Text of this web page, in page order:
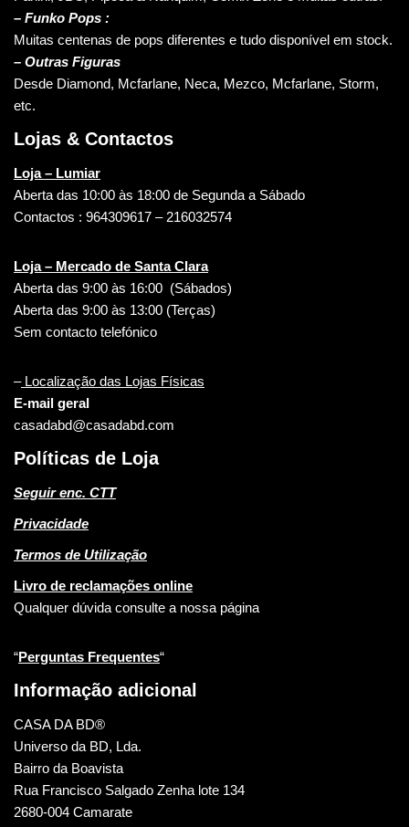
– Funko Pops :
Muitas centenas de pops diferentes e tudo disponível em stock.
– Outras Figuras
Desde Diamond, Mcfarlane, Neca, Mezco, Mcfarlane, Storm,
etc.
Lojas & Contactos
Loja – Lumiar
Aberta das 10:00 às 18:00 de Segunda a Sábado
Contactos : 964309617 – 216032574
Loja – Mercado de Santa Clara
Aberta das 9:00 às 16:00 (Sábados)
Aberta das 9:00 às 13:00 (Terças)
Sem contacto telefónico
–Localização das Lojas Físicas
E-mail geral
casadabd@casadabd.com
Políticas de Loja
Seguir enc. CTT
Privacidade
Termos de Utilização
Livro de reclamações online
Qualquer dúvida consulte a nossa página
“Perguntas Frequentes“
Informação adicional
CASA DA BD®
Universo da BD, Lda.
Bairro da Boavista
Rua Francisco Salgado Zenha lote 134
2680-004 Camarate